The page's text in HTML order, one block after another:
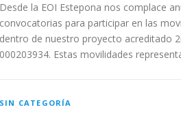
Desde la EOI Estepona nos complace
convocatorias para participar en las
dentro de nuestro proyecto acreditado
000203934. Estas movilidades
SIN CATEGORÍA